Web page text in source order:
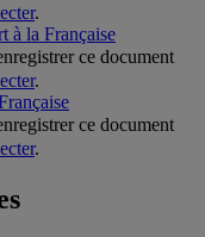
.
la Française
ce document
.
ce document
.